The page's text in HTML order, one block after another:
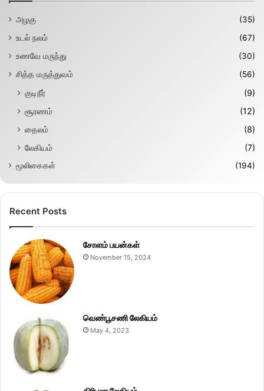
அழகு
(35)
உடல் நலம்
(67)
உணவே மருந்து
(30)
சித்த மருத்துவம்
(56)
குடிநீர்
(9)
சூரணம்
(12)
தைலம்
(8)
லேகியம்
(7)
மூலிகைகள் (194)
Recent Posts
சோளம் பயன்கள்
November 15, 2024
வெண்பூசணி லேகியம்
May 4, 2023